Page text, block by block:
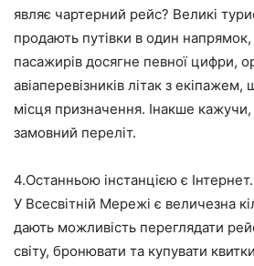
являє чартерний рейс? Великі
продають путівки в один напрямок,
пасажирів досягне певної цифри,
авіаперевізників літак з
місця призначення. Інакше
замовний переліт.
4.Останньою інстанцією є Інтернет.
У Всесвітній Мережі є величезна
дають можливість переглядати
світу, бронювати та купувати